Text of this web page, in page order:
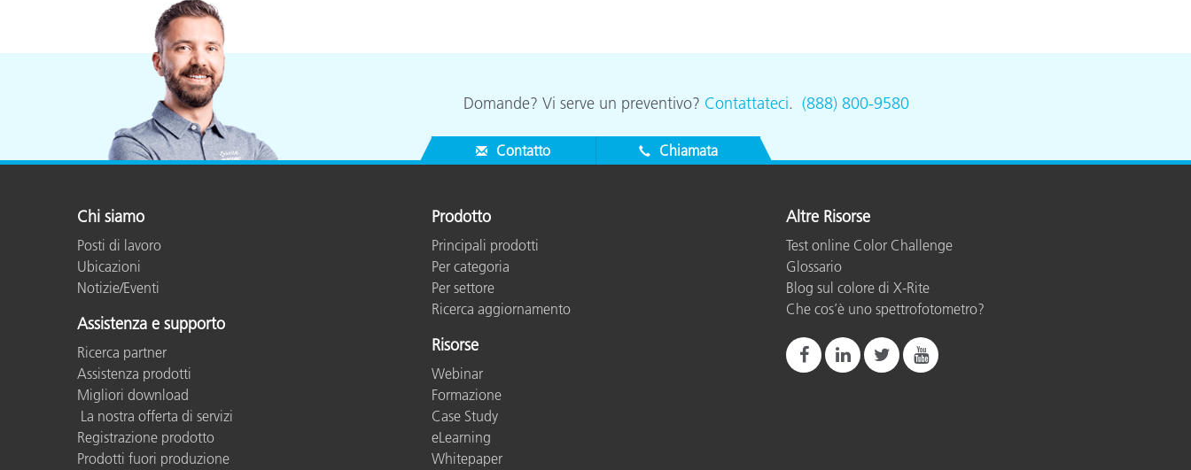
Domande? Vi serve un preventivo? Contattateci. (888) 800-9580
Contatto Chiamata
Chi siamo
Posti di lavoro
Ubicazioni
Notizie/Eventi
Assistenza e supporto
Ricerca partner
Assistenza prodotti
Migliori download
La nostra offerta di servizi
Registrazione prodotto
Prodotti fuori produzione
Prodotto
Principali prodotti
Per categoria
Per settore
Ricerca aggiornamento
Risorse
Webinar
Formazione
Case Study
eLearning
Whitepaper
Altre Risorse
Test online Color Challenge
Glossario
Blog sul colore di X-Rite
Che cos’è uno spettrofotometro?